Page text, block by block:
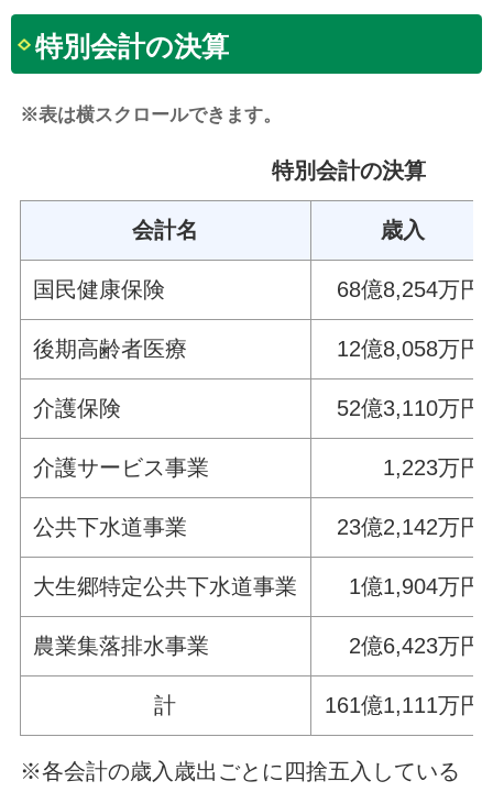
特別会計の決算
※表は横スクロールできます。
特別会計の決算
会計名 歳入
国民健康保険 68億8,254万円
後期高齢者医療 12億8,058万円
介護保険 52億3,110万円
介護サービス事業 1,223万円
公共下水道事業 23億2,142万円
大生郷特定公共下水道事業 1億1,904万円
農業集落排水事業 2億6,423万円
計 161億1,111万円
※各会計の歳入歳出ごとに四捨五入している